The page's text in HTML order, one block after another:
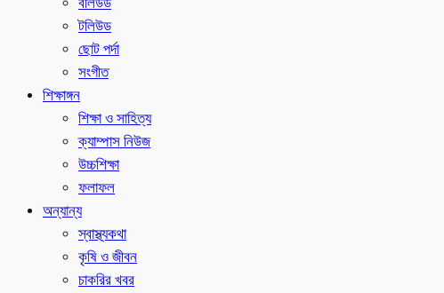
টলিউড
ছোট পর্দা
সংগীত
শিক্ষাঙ্গন
শিক্ষা ও সাহিত্য
ক্যাম্পাস নিউজ
উচ্চশিক্ষা
ফলাফল
অন্যান্য
স্বাস্থ্যকথা
কৃষি ও জীবন
চাকরির খবর